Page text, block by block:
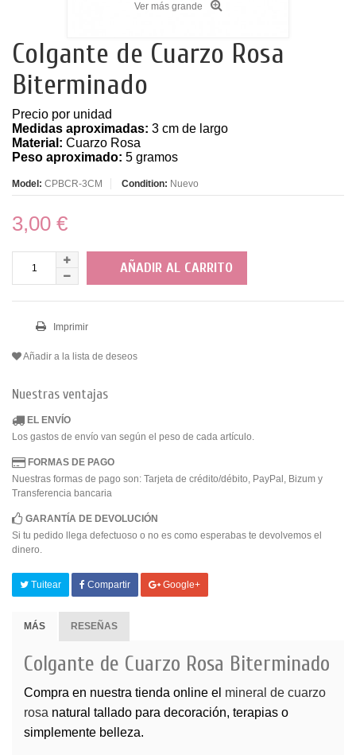
Ver más grande
Colgante de Cuarzo Rosa
Biterminado
Precio por unidad
Medidas aproximadas: 3 cm de largo
Material: Cuarzo Rosa
Peso aproximado: 5 gramos
Model: CPBCR-3CM Condition: Nuevo
3,00 €
AÑADIR AL CARRITO
Imprimir
Añadir a la lista de deseos
Nuestras ventajas
EL ENVÍO
Los gastos de envío van según el peso de cada artículo.
FORMAS DE PAGO
Nuestras formas de pago son: Tarjeta de crédito/débito, PayPal, Bizum y
Transferencia bancaria
GARANTÍA DE DEVOLUCIÓN
Si tu pedido llega defectuoso o no es como esperabas te devolvemos el
dinero.
Tuitear Compartir Google+
MÁS RESEÑAS
Colgante de Cuarzo Rosa Biterminado
Compra en nuestra tienda online el mineral de cuarzo
rosa natural tallado para decoración, terapias o
simplemente belleza.